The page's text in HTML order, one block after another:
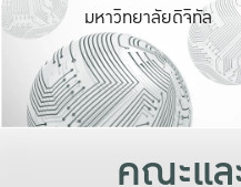
มหาวิทยาลัยดิจิทัล
คณะแ